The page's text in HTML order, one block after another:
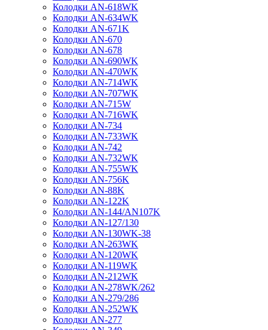
Колодки AN-618WK
Колодки AN-634WK
Колодки AN-671K
Колодки AN-670
Колодки AN-678
Колодки AN-690WK
Колодки AN-470WK
Колодки AN-714WK
Колодки AN-707WK
Колодки AN-715W
Колодки AN-716WK
Колодки AN-734
Колодки AN-733WK
Колодки AN-742
Колодки AN-732WK
Колодки AN-755WK
Колодки AN-756K
Колодки AN-88K
Колодки AN-122K
Колодки AN-144/AN107K
Колодки AN-127/130
Колодки AN-130WK-38
Колодки AN-263WK
Колодки AN-120WK
Колодки AN-119WK
Колодки AN-212WK
Колодки AN-278WK/262
Колодки AN-279/286
Колодки AN-252WK
Колодки AN-277